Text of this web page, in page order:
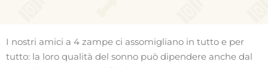
I nostri amici a 4 zampe ci assomigliano in tutto e per
tutto: la loro qualità del sonno può dipendere anche dal